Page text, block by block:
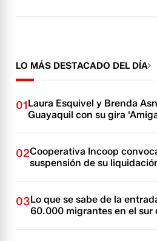
LO MÁS DESTACADO DEL DÍA
01Laura Esquivel y Brenda
Guayaquil con su gira
02Cooperativa Incoop
suspensión de su
03Lo que se sabe de la
60.000 migrantes en el sur